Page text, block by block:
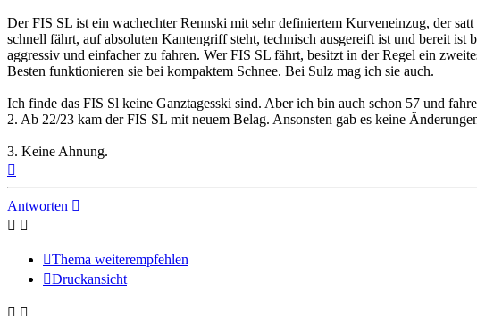
Der FIS SL ist ein wachechter Rennski mit sehr definiertem Kurveneinzug, der
schnell fährt, auf absoluten Kantengriff steht, technisch ausgereift ist und bereit
aggressiv und einfacher zu fahren. Wer FIS SL fährt, besitzt in der Regel ein
Besten funktionieren sie bei kompaktem Schnee. Bei Sulz mag ich sie auch.
Ich finde das FIS Sl keine Ganztagesski sind. Aber ich bin auch schon 57 und
2. Ab 22/23 kam der FIS SL mit neuem Belag. Ansonsten gab es keine
3. Keine Ahnung.
Antworten
Thema weiterempfehlen
Druckansicht